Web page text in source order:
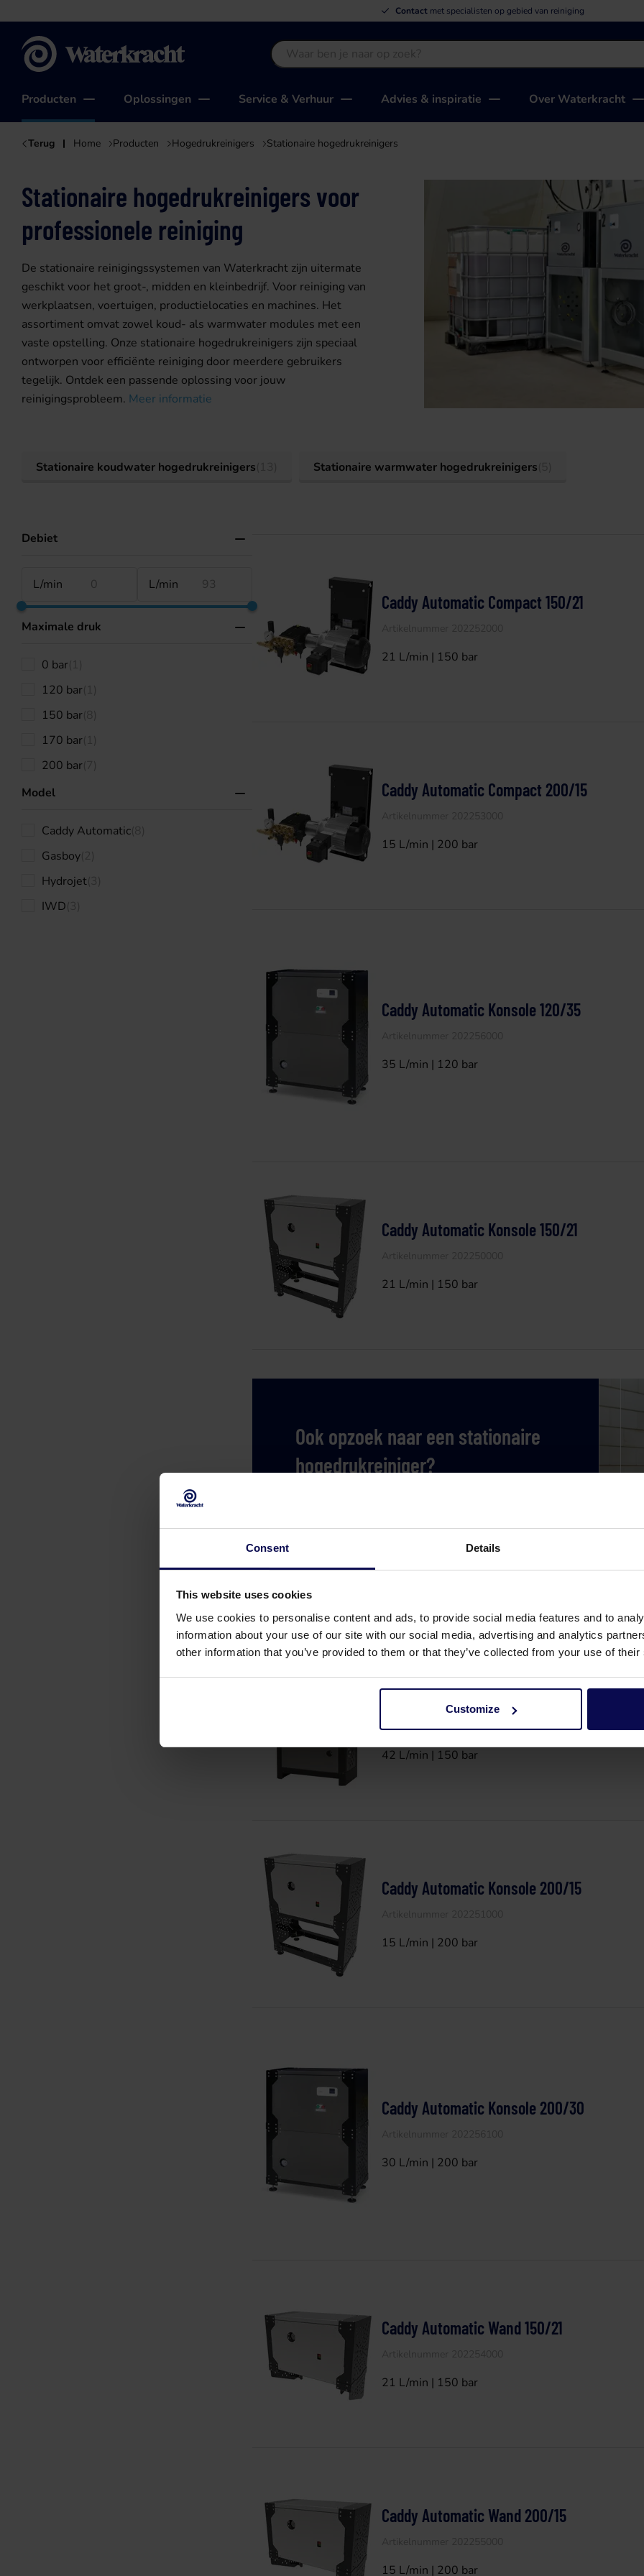
Consent Details
This website uses cookies
We use cookies to personalise content and ads, to provide social media features and to
information about your use of our site with our social media, advertising and analytics
other information that you’ve provided to them or that they’ve collected from your use of
Customize
Contact met specialisten op gebied van reiniging
Producten Oplossingen Service & Verhuur Advies & inspiratie Over Waterkracht
Terug Home Producten Hogedrukreinigers Stationaire hogedrukreinigers
Stationaire hogedrukreinigers voor
professionele reiniging
De stationaire reinigingssystemen van Waterkracht zijn uitermate
geschikt voor het groot-, midden en kleinbedrijf. Voor reiniging van
werkplaatsen, voertuigen, productielocaties en machines. Het
assortiment omvat zowel koud- als warmwater modules met een
vaste opstelling. Onze stationaire hogedrukreinigers zijn speciaal
ontworpen voor efficiënte reiniging door meerdere gebruikers
tegelijk. Ontdek een passende oplossing voor jouw
reinigingsprobleem. Meer informatie
Stationaire koudwater hogedrukreinigers Stationaire warmwater hogedrukreinigers
Debiet
L/min L/min
Maximale druk
0 bar
120 bar
150 bar
170 bar
200 bar
Model
Caddy Automatic
Gasboy
Hydrojet
IWD
Caddy Automatic Compact 150/21
21 L/min | 150 bar
Caddy Automatic Compact 200/15
15 L/min | 200 bar
Caddy Automatic Konsole 120/35
35 L/min | 120 bar
Caddy Automatic Konsole 150/21
21 L/min | 150 bar
Ook opzoek naar een stationaire
hogedrukreiniger?
Caddy Automatic Konsole 150/42
Artikelnummer 202203000
42 L/min | 150 bar
Caddy Automatic Konsole 200/15
15 L/min | 200 bar
Caddy Automatic Konsole 200/30
30 L/min | 200 bar
Caddy Automatic Wand 150/21
21 L/min | 150 bar
Caddy Automatic Wand 200/15
15 L/min | 200 bar